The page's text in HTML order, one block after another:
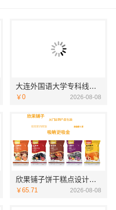
大连外国语大学专科线上招生线上报名
￥0 2026-08-08
欣果铺子饼干糕点设计的非常新颖
￥65.71 2026-08-08